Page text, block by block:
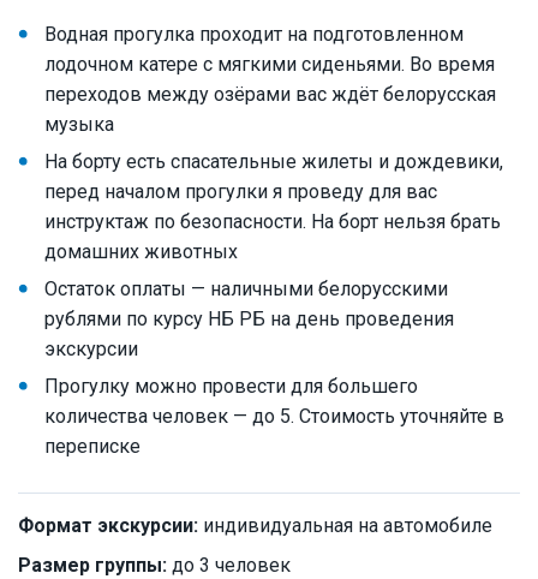
Водная прогулка проходит на подготовленном
лодочном катере с мягкими сиденьями. Во время
переходов между озёрами вас ждёт белорусская
музыка
На борту есть спасательные жилеты и дождевики,
перед началом прогулки я проведу для вас
инструктаж по безопасности. На борт нельзя брать
домашних животных
Остаток оплаты — наличными белорусскими
рублями по курсу НБ РБ на день проведения
экскурсии
Прогулку можно провести для большего
количества человек — до 5. Стоимость уточняйте в
переписке
Формат экскурсии: индивидуальная на автомобиле
Размер группы: до 3 человек